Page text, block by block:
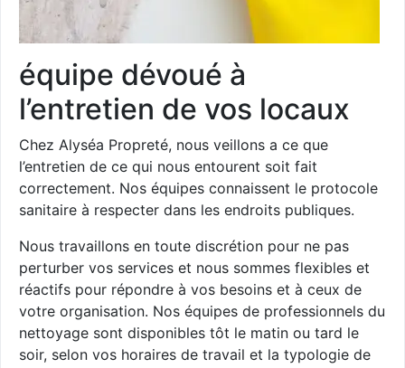
équipe dévoué à
l’entretien de vos locaux
Chez Alyséa Propreté, nous veillons a ce que
l’entretien de ce qui nous entourent soit fait
correctement. Nos équipes connaissent le protocole
sanitaire à respecter dans les endroits publiques.
Nous travaillons en toute discrétion pour ne pas
perturber vos services et nous sommes flexibles et
réactifs pour répondre à vos besoins et à ceux de
votre organisation. Nos équipes de professionnels du
nettoyage sont disponibles tôt le matin ou tard le
soir, selon vos horaires de travail et la typologie de